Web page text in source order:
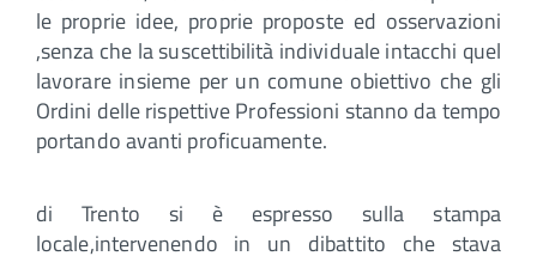
le proprie idee, proprie proposte ed osservazioni
,senza che la suscettibilità individuale intacchi quel
lavorare insieme per un comune obiettivo che gli
Ordini delle rispettive Professioni stanno da tempo
portando avanti proficuamente.
di Trento si è espresso sulla stampa
locale,intervenendo in un dibattito che stava